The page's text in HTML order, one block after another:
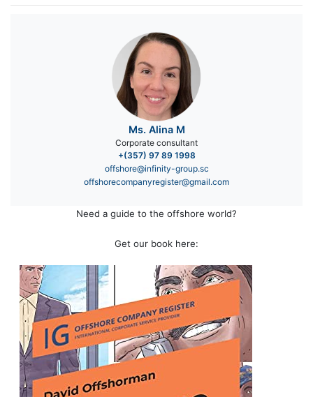
Ms. Alina M
Corporate consultant
+(357) 97 89 1998
offshore@infinity-group.sc
offshorecompanyregister@gmail.com
Need a guide to the offshore world?
Get our book here: